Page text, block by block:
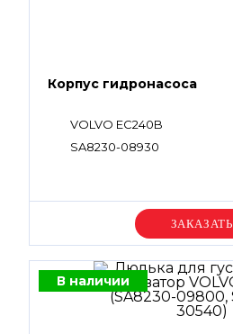
Корпус гидронасоса
VOLVO EC240B
SA8230-08930
Уточняйте
В наличии